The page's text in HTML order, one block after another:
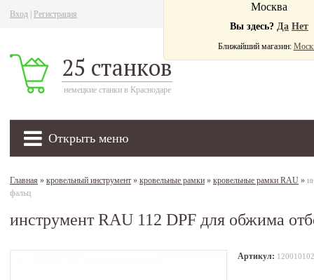
Вход Регистрация
25 станков
немецкие станки в Краснодаре
Открыть меню
Москва
Вы здесь? Да Нет
Ближайший магазин:
Главная » кровельный инструмент » кровельные рамки » кровельные рамки RAU »
фальц
инструмент RAU 112 DPF для обжима
Артикул: 120010102